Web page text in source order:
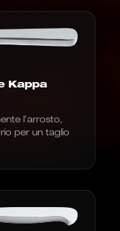
Kappa
l'arrosto,
per un taglio